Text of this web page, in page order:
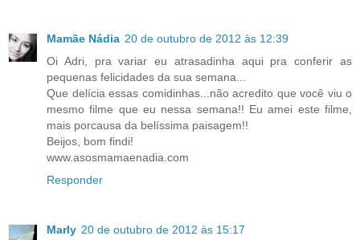
Mamãe Nádia 20 de outubro de 2012 às 12:39
Oi Adri, pra variar eu atrasadinha aqui pra conferir as
pequenas felicidades da sua semana...
Que delícia essas comidinhas...não acredito que você viu o
mesmo filme que eu nessa semana!! Eu amei este filme,
mais porcausa da belíssima paisagem!!
Beijos, bom findi!
www.asosmamaenadia.com
Responder
Marly 20 de outubro de 2012 às 15:17